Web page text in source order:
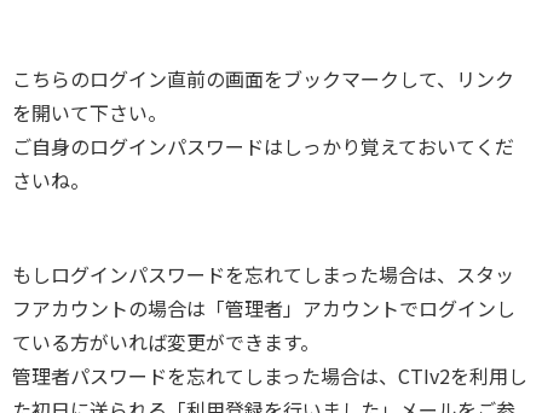
こちらのログイン直前の画面をブックマークして、リンク
を開いて下さい。
ご自身のログインパスワードはしっかり覚えておいてくだ
さいね。
もしログインパスワードを忘れてしまった場合は、スタッ
フアカウントの場合は「管理者」アカウントでログインし
ている方がいれば変更ができます。
管理者パスワードを忘れてしまった場合は、CTIv2を利用し